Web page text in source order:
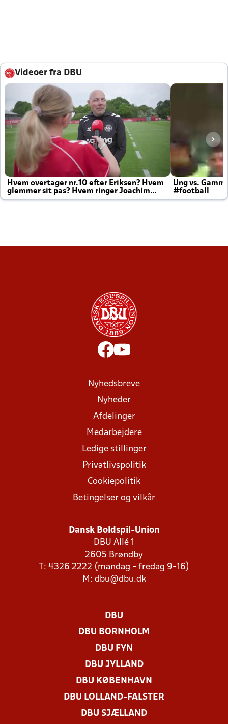
Videoer fra DBU
Hvem overtager nr.10 efter Eriksen? Hvem
glemmer sit pas? Hvem ringer Joachim
altid til efter kampe?
Ung vs.
#football
Nyhedsbreve
Nyheder
Afdelinger
Medarbejdere
Ledige stillinger
Privatlivspolitik
Cookiepolitik
Betingelser og vilkår
Dansk Boldspil-Union
DBU Allé 1
2605 Brøndby
T: 4326 2222 (mandag - fredag 9-16)
M: dbu@dbu.dk
DBU
DBU BORNHOLM
DBU FYN
DBU JYLLAND
DBU KØBENHAVN
DBU LOLLAND-FALSTER
DBU SJÆLLAND